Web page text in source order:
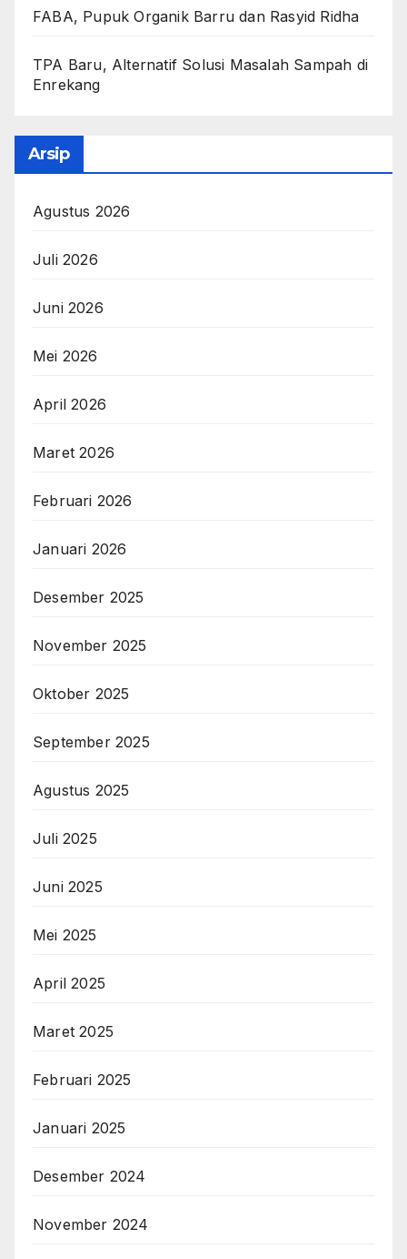
FABA, Pupuk Organik Barru dan Rasyid Ridha
TPA Baru, Alternatif Solusi Masalah Sampah di
Enrekang
Arsip
Agustus 2026
Juli 2026
Juni 2026
Mei 2026
April 2026
Maret 2026
Februari 2026
Januari 2026
Desember 2025
November 2025
Oktober 2025
September 2025
Agustus 2025
Juli 2025
Juni 2025
Mei 2025
April 2025
Maret 2025
Februari 2025
Januari 2025
Desember 2024
November 2024